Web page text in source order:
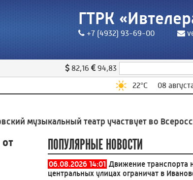
ГТРК
+7 (4932) 93-69-00
82,16
94,83
22°C 08
театр участвует во
ПОПУЛЯРНЫЕ НОВОСТИ
06.08.2026 14:01 Движение транспорта
центральных улицах ограничат в